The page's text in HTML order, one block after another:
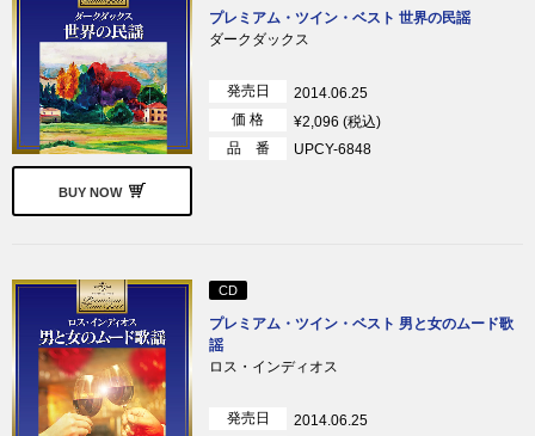
BUY NOW
プレミアム・ツイン・ベスト 世界の民謡
ダークダックス
発売日
2014.06.25
価 格
¥2,096 (税込)
品 番
UPCY-6848
CD
プレミアム・ツイン・ベスト 男と女のムード歌
謡
ロス・インディオス
発売日
2014.06.25